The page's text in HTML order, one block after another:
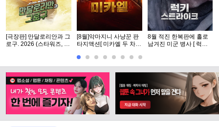
[극장판] 만달로리안과 그
로구. 2026 (스타워즈, 12
[8월]악마지니 사냥꾼 판
타지액션[ 미카엘 두 차원
8월 적진 한복판에 홀로
남겨진 미군 병사 [ 럭키